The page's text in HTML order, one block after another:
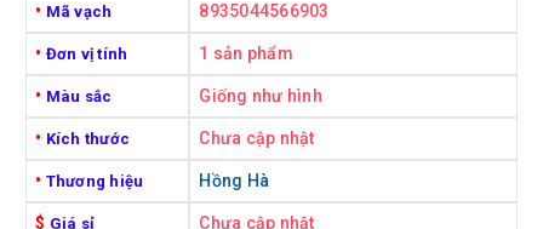
• Mã vạch 8935044566903
• Đơn vị tính 1 sản phẩm
• Màu sắc Giống như hình
• Kích thước Chưa cập nhật
• Thương hiệu Hồng Hà
$ Giá sỉ Chưa cập nhật